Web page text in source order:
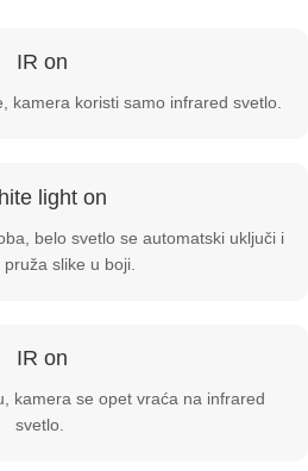
IR on
kamera koristi samo infrared svetlo.
light on
belo svetlo se automatski uključi i
slike u boji.
IR on
kamera se opet vraća na infrared
svetlo.